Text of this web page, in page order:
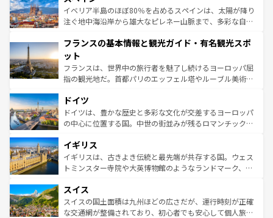
景など、自然景観も見逃せない。観光の合間には、本場の
ピザやパスタなど、絶品のイタリア料理を堪能することも
ませてくれるイタリアで、忘れられない旅をしてみよう！
なお、新着のイタリア情報は
しい。
イベリア半島のほぼ80％を占めるスペインは、太陽が降り
注ぐ地中海沿岸から雄大なピレネー山脈まで、多彩な自然
文化が根付くこの国では、情熱的なフラメンコ、熱気あふ
れる闘牛、そして美味しいタパスが生活の一部となってい
る。首都マドリードの洗練された雰囲気や、バルセロナの
アートに溢れた街角から、地方では古代ローマ遺跡や中世
せる。地方によって風土や気候が異なるスペインはその個
性で訪れる人を魅了する。 なお、新着のスペイン情報は コ
ンテンツ一覧を参照してほしい。
フランスの基本情報と観光ガイド・有名観光スポ
ット
フランスは、世界中の旅行者を魅了し続けるヨーロッパ屈
指の観光地だ。首都パリのエッフェル塔やルーブル美術館
で、幅広い魅力が詰まっている。華麗な宮殿、歴史的な大
聖堂、美しいビーチ、そして豊かな自然が、訪れる者を心
から魅了する。また、フランスは美食の国としても知ら
いる。シャンパンの発祥地であるランス、プロヴァンスの
香り高いラベンダー畑など、多彩な楽しみ方が可能だ。さ
らに、パリ以外の地域にも魅力が溢れており、どの街角に
れる地方に足を運ぶとそれぞれで全く異なる文化を体験で
きるだろう。 なお、新着のフランス情報はコンテンツ一覧
を参照してほしい。
ドイツ
ドイツは、豊かな歴史と多彩な文化が交差するヨーロッパ
の中心に位置する国。中世の街並みが残るロマンチック街
顔を持つこの国は、どこを歩いても飽きることがない。ベ
ルリンの文化的活気、バイエルン州のアルプスの絶景、そ
してライン川沿いのワイン畑といった風景は必見。ビール
は、お酒好きな人にはぜひ体験してほしい。 なお、新着の
ドイツ情報はコンテンツ一覧を参照してほしい。
イギリス
イギリスは、古きよき伝統と最先端が共存する国。ウェス
トミンスター寺院や大英博物館のようなランドマーク、歴
リアごとに異なる魅力がある。また、優雅なアフタヌーン
ティー、ビール好きにはたまらない英国パブ、サッカー観
戦など、本場だからこそできる体験も豊富。イギリスを旅
スイス
スイスの国土面積は九州ほどの広さだが、運行時刻が正確
な交通網が整備されており、初心者でも安心して個人旅行